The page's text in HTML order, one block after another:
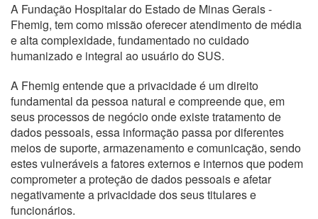
A Fundação Hospitalar do Estado de Minas Gerais -
Fhemig, tem como missão oferecer atendimento de média
e alta complexidade, fundamentado no cuidado
humanizado e integral ao usuário do SUS.
A Fhemig entende que a privacidade é um direito
fundamental da pessoa natural e compreende que, em
seus processos de negócio onde existe tratamento de
dados pessoais, essa informação passa por diferentes
meios de suporte, armazenamento e comunicação, sendo
estes vulneráveis a fatores externos e internos que podem
comprometer a proteção de dados pessoais e afetar
negativamente a privacidade dos seus titulares e
funcionários.